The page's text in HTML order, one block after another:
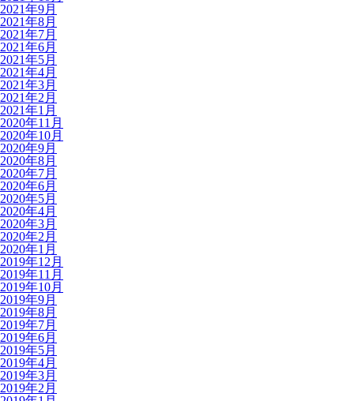
2021年9月
2021年8月
2021年7月
2021年6月
2021年5月
2021年4月
2021年3月
2021年2月
2021年1月
2020年11月
2020年10月
2020年9月
2020年8月
2020年7月
2020年6月
2020年5月
2020年4月
2020年3月
2020年2月
2020年1月
2019年12月
2019年11月
2019年10月
2019年9月
2019年8月
2019年7月
2019年6月
2019年5月
2019年4月
2019年3月
2019年2月